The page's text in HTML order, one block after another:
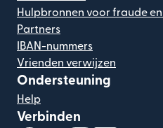
Hulpbronnen voor fraude en
Partners
IBAN-nummers
Vrienden verwijzen
Ondersteuning
Help
Verbinden